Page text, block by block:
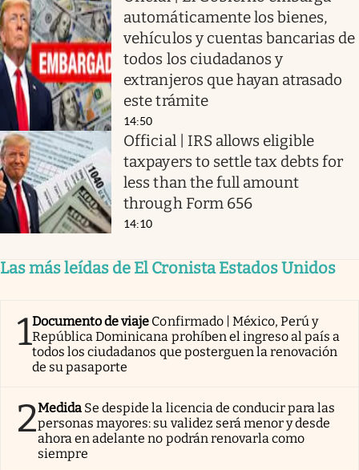
automáticamente los bienes,
vehículos y cuentas bancarias de
todos los ciudadanos y
extranjeros que hayan atrasado
este trámite
14:50
Official | IRS allows eligible
taxpayers to settle tax debts for
less than the full amount
through Form 656
14:10
Las más leídas de El Cronista Estados Unidos
1Documento de viaje Confirmado | México, Perú y
República Dominicana prohíben el ingreso al país a
todos los ciudadanos que posterguen la renovación
de su pasaporte
2Medida Se despide la licencia de conducir para las
personas mayores: su validez será menor y desde
ahora en adelante no podrán renovarla como
siempre